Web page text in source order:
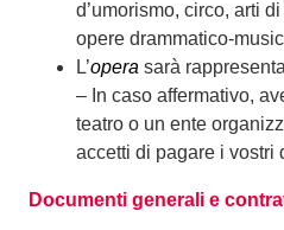
d’umorismo, circo, arti
opere drammatico-
L’opera sarà
– In caso affermativo,
teatro o un ente
accetti di pagare i vostri
Documenti generali e